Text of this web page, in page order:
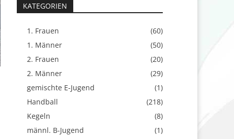
KATEGORIEN
1. Frauen
(60)
1. Männer
(50)
2. Frauen
(20)
2. Männer
(29)
gemischte E-Jugend
(1)
Handball
(218)
Kegeln
(8)
männl. B-Jugend
(1)